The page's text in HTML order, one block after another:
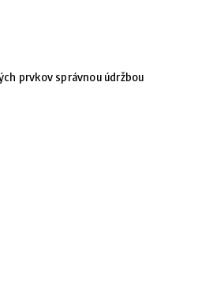
prvkov správnou údržbou